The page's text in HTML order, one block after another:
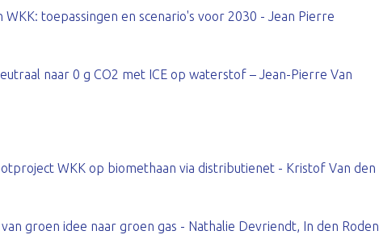
WKK: toepassingen en scenario's voor 2030 - Jean Pierre
naar 0 g CO2 met ICE op waterstof – Jean-Pierre Van
WKK op biomethaan via distributienet - Kristof Van den
groen idee naar groen gas - Nathalie Devriendt, In den Roden